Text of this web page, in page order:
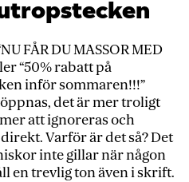
FÅR DU MASSOR MED
“50% rabatt på
inför sommaren!!!”
det är mer troligt
att ignoreras och
Varför är det så? Det
inte gillar när någon
en trevlig ton även i skrift.